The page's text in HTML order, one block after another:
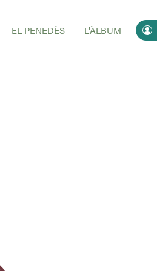
EL PENEDÈS L'ÀLBUM